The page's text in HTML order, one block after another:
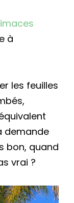
à
les feuilles
demande
bon, quand
vrai ?